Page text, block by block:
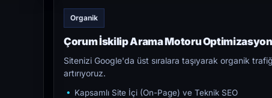
Organik
Çorum İskilip Arama Motoru
Sitenizi Google'da üst sıralara taşıyarak organik
artırıyoruz.
Kapsamlı Site İçi (On-Page) ve Teknik SEO